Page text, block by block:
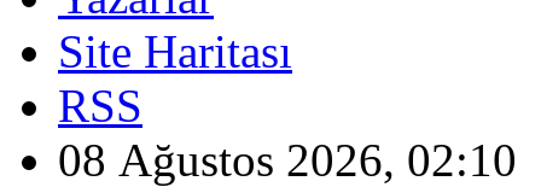
Site Haritası
RSS
08 Ağustos 2026, 02:10